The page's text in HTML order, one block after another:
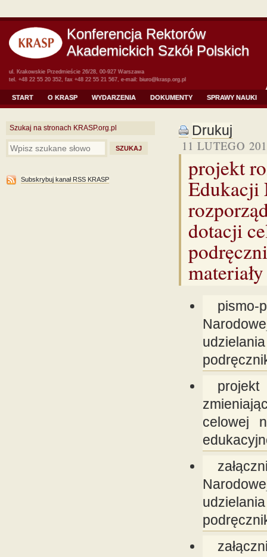
Konferencja Rektorów
Akademickich Szkół Polskich
ul. Krakowskie Przedmieście 26/28, 00-927 Warszawa
tel. +48 22 55 20 352, fax +48 22 55 21 567, e-mail: biuro@krasp.org.pl
START O KRASP WYDARZENIA DOKUMENTY SPRAWY NAUKI
Szukaj na stronach KRASP.org.pl
Subskrybuj kanał RSS KRASP
Drukuj
11 LUTEGO
projekt
Edukacji
dotacji
celowej